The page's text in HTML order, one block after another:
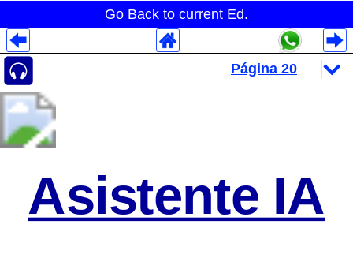
Go Back to current Ed.
Asistente IA
Despliegues Analytics
Despliegues Totales
Despliegues por Rubros